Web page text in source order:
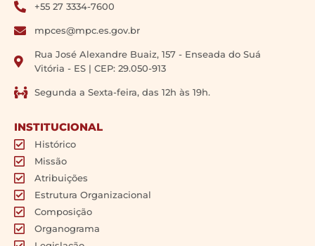
+55 27 3334-7600
mpces@mpc.es.gov.br
Rua José Alexandre Buaiz, 157 - Enseada do Suá
Vitória - ES | CEP: 29.050-913
Segunda a Sexta-feira, das 12h às 19h.
INSTITUCIONAL
Histórico
Missão
Atribuições
Estrutura Organizacional
Composição
Organograma